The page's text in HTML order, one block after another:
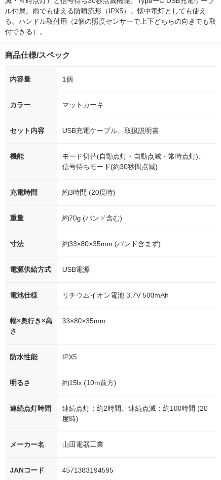
ル付属。雨でも使える防噴流形（IPX5）。懐中電灯としても使え
る。ハンドル取付用（2個の照度センサーで上下どちらの向きでも取
付できる）。
商品仕様/スペック
内容量 1個
カラー マットカーキ
セット内容 USB充電ケーブル、取扱説明書
機能
モード切替(自動点灯・自動点滅・常時点灯)、
信号待ちモード(約30秒間点滅)
充電時間 約3時間 (20度時)
重量 約70g (バンド含む)
寸法 約33×80×35mm (バンド含まず)
電源供給方式 USB電源
電池仕様 リチウムイオン電池 3.7V 500mAh
幅×奥行き×高
さ
33×80×35mm
防水性能 IPX5
明るさ 約15lx (10m前方)
連続点灯時間
連続点灯：約2時間、連続点滅：約100時間 (20
度時)
メーカー名 山田電器工業
JANコード 4571383194595